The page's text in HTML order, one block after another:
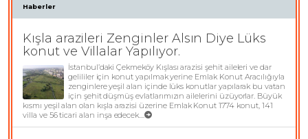
Haberler
Kışla arazileri Zenginler Alsın Diye Lüks
konut ve Villalar Yapılıyor.
İstanbul’daki Çekmeköy Kışlası arazisi şehit aileleri ve dar
gelililer için konut yapılmak yerine Emlak Konut Aracılığıyla
zenginlere yeşil alan içinde lüks konutlar yapılarak bu vatan
için şehit düşmüş evlatlarımızın ailelerini üzüyorlar. Büyük
kısmı yeşil alan olan kışla arazisi üzerine Emlak Konut 1774 konut, 141
villa ve 56 ticari alan inşa edecek....